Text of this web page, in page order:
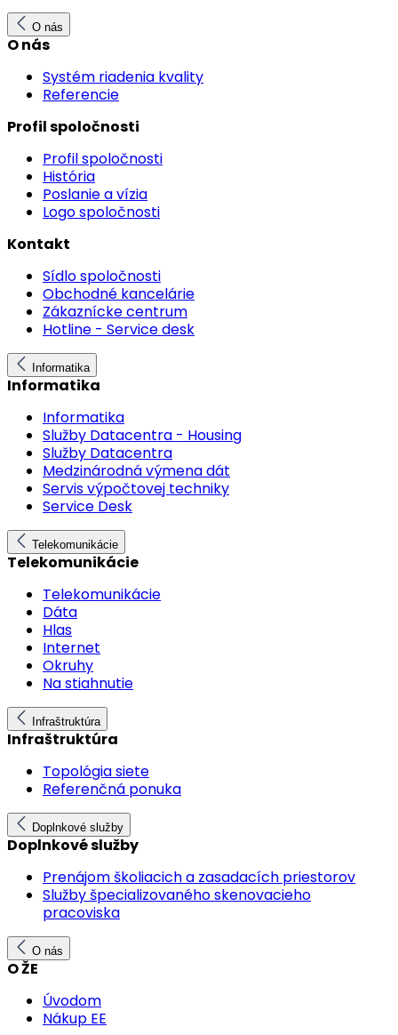
O nás
O nás
Systém riadenia kvality
Referencie
Profil spoločnosti
Profil spoločnosti
História
Poslanie a vízia
Logo spoločnosti
Kontakt
Sídlo spoločnosti
Obchodné kancelárie
Zákaznícke centrum
Hotline - Service desk
Informatika
Informatika
Informatika
Služby Datacentra - Housing
Služby Datacentra
Medzinárodná výmena dát
Servis výpočtovej techniky
Service Desk
Telekomunikácie
Telekomunikácie
Telekomunikácie
Dáta
Hlas
Internet
Okruhy
Na stiahnutie
Infraštruktúra
Infraštruktúra
Topológia siete
Referenčná ponuka
Doplnkové služby
Doplnkové služby
Prenájom školiacich a zasadacích priestorov
Služby špecializovaného skenovacieho
pracoviska
O nás
O ŽE
Úvodom
Nákup EE